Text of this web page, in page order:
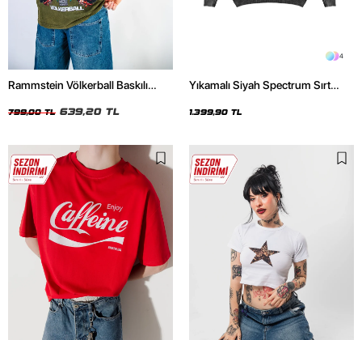
Rammstein Völkerball Baskılı
Tshirt
799,00 TL 639,20 TL
4
Yıkamalı Siyah Spectrum Sırt
1.399,90 TL